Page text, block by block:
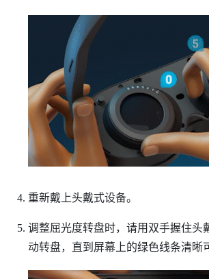
重新戴上头戴式设备。
调整屈光度转盘时，请用双手握住头
动转盘，直到屏幕上的绿色线条清晰